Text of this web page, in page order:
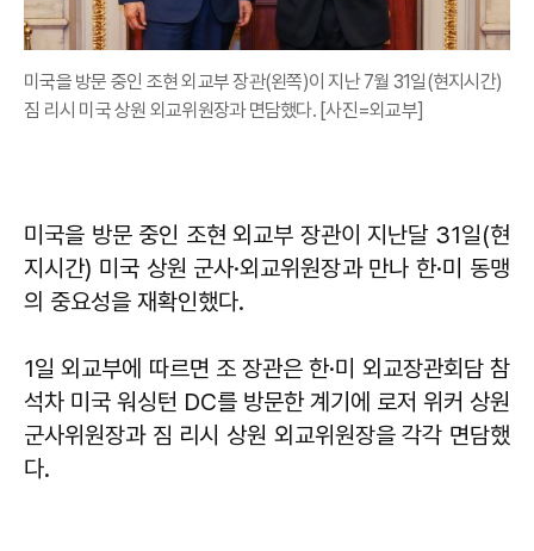
미국을 방문 중인 조현 외교부 장관(왼쪽)이 지난 7월 31일(현지시간)
짐 리시 미국 상원 외교위원장과 면담했다. [사진=외교부]
미국을 방문 중인 조현 외교부 장관이 지난달 31일(현
지시간) 미국 상원 군사·외교위원장과 만나 한·미 동맹
의 중요성을 재확인했다.
1일 외교부에 따르면 조 장관은 한·미 외교장관회담 참
석차 미국 워싱턴 DC를 방문한 계기에 로저 위커 상원
군사위원장과 짐 리시 상원 외교위원장을 각각 면담했
다.